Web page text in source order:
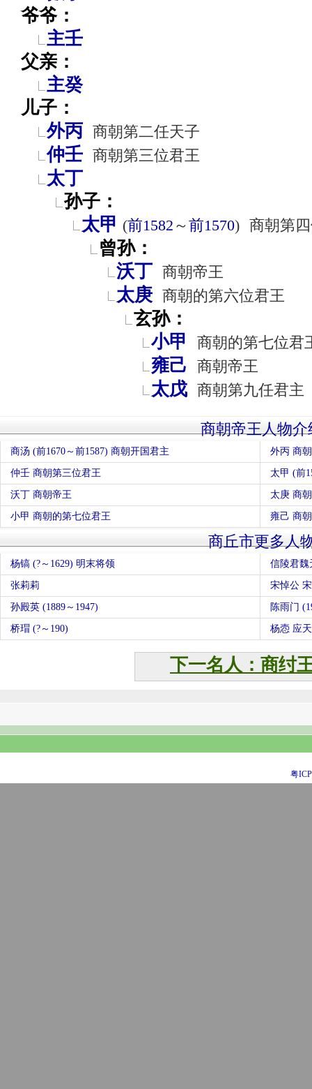
爷爷：
主壬
父亲：
主癸
儿子：
外丙 商朝第二任天子
仲壬 商朝第三位君王
太丁
孙子：
太甲 (前1582 ～前1570) 商朝第
曾孙：
沃丁 商朝帝王
太庚 商朝的第六位君王
玄孙：
小甲
商朝的第七位君
雍己 商朝帝王
太戊 商朝第九任君主
商朝帝王人物介
商汤 (前1670～前1587) 商朝开国君主 外丙 商
仲壬 商朝第三位君王 太甲 (前
沃丁 商朝帝王 太庚 商
小甲 商朝的第七位君王 雍己 商
商丘市更多人
杨镐 (?～1629) 明末将领 信陵君魏
张莉莉 宋悼公
孙殿英 (1889～1947) 陈雨门
桥瑁 (?～190) 杨悫 应
下一名人：商纣
粤